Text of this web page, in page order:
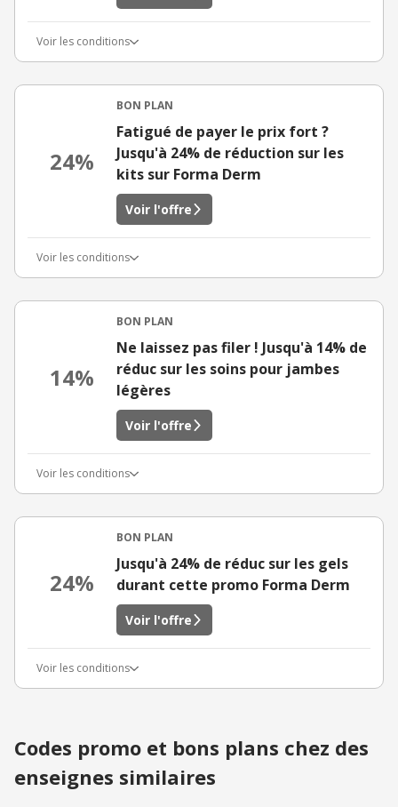
Voir les conditions
24%
BON PLAN
Fatigué de payer le prix fort ?
Jusqu'à 24% de réduction sur les
kits sur Forma Derm
Voir l'offre
Voir les conditions
14%
BON PLAN
Ne laissez pas filer ! Jusqu'à 14% de
réduc sur les soins pour jambes
légères
Voir l'offre
Voir les conditions
24%
BON PLAN
Jusqu'à 24% de réduc sur les gels
durant cette promo Forma Derm
Voir l'offre
Voir les conditions
Codes promo et bons plans chez des
enseignes similaires